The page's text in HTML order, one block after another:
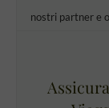
nostri partner e